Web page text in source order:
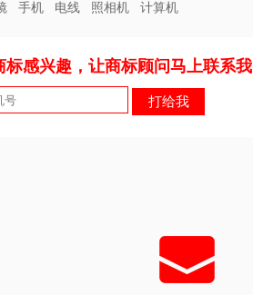
手机 电线 照相机 计算机
标感兴趣，让商标顾问马上联系我